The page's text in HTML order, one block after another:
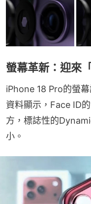
螢幕革新：迎來
iPhone 18 Pro的螢
資料顯示，Face ID
方，標誌性的
小。